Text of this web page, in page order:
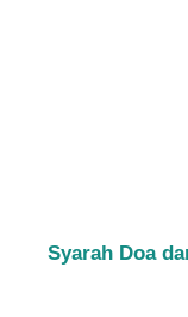
Syarah Doa